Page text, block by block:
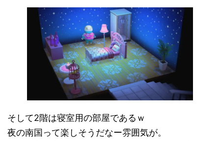
そして2階は寝室用の部屋であるｗ
夜の南国って楽しそうだなー雰囲気が。